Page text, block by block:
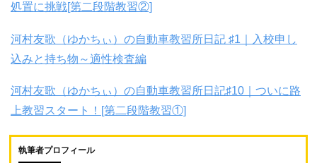
処置に挑戦[第二段階教習②]
河村友歌（ゆかちぃ）の自動車教習所日記 ♯1｜入校申し
込みと持ち物～適性検査編
河村友歌（ゆかちぃ）の自動車教習所日記♯10｜ついに路
上教習スタート！[第二段階教習①]
執筆者プロフィール